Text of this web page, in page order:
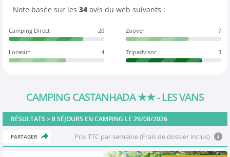
Note basée sur les 34 avis du web suivants :
Camping Direct 20 Zoover 7
Locasun 4 Tripadvisor 3
CAMPING CASTANHADA★★- LES VANS
RÉSULTATS >8SÉJOURS EN CAMPING LE 29/08/2026
PARTAGER Prix TTC par semaine (Frais de dossier inclus)